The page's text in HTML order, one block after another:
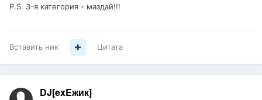
P.S. 3-я категория - маздай!!!
Вставить ник Цитата
DJ[exEжик]